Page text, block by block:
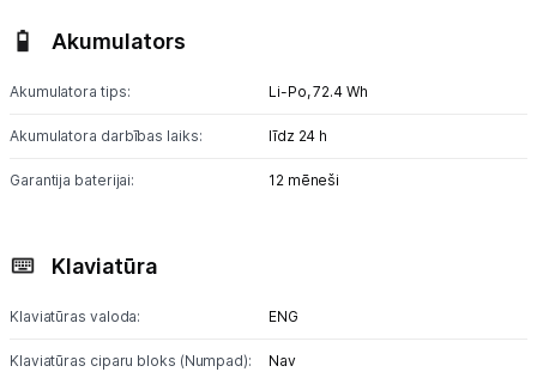
Akumulators
Akumulatora tips: Li-Po,72.4 Wh
Akumulatora darbības laiks: līdz 24 h
Garantija baterijai: 12 mēneši
Klaviatūra
Klaviatūras valoda: ENG
Klaviatūras ciparu bloks (Numpad): Nav